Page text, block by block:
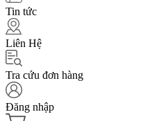
Tin tức
Liên Hệ
Tra cứu đơn hàng
Đăng nhập